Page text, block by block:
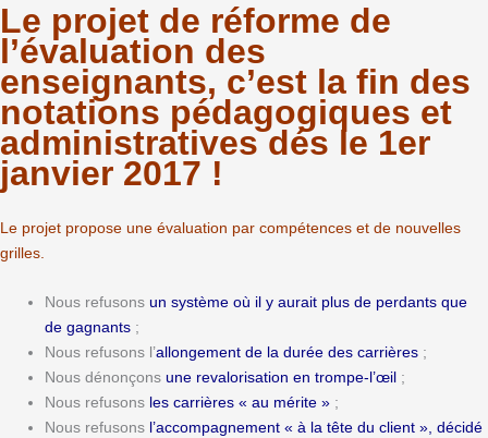
Le projet de réforme de
l’évaluation des
enseignants, c’est la fin des
notations pédagogiques et
administratives dés le 1er
janvier 2017 !
Le projet propose une évaluation par compétences et de nouvelles
grilles.
Nous refusons un système où il y aurait plus de perdants que
de gagnants ;
Nous refusons l’allongement de la durée des carrières ;
Nous dénonçons une revalorisation en trompe-l’œil ;
Nous refusons les carrières « au mérite » ;
Nous refusons l’accompagnement « à la tête du client », décidé